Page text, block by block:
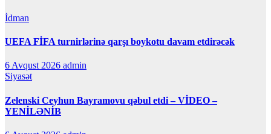
İdman
UEFA FİFA turnirlərinə qarşı boykotu davam etdirəcək
6 Avqust 2026 admin
Siyasət
Zelenski Ceyhun Bayramovu qəbul etdi – VİDEO –
YENİLƏNİB